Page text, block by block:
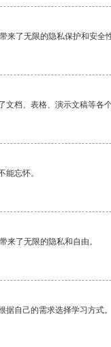
来了无限的隐私保护和安全
文档、表格、演示文稿等各
能忘怀。
来了无限的隐私和自由。
自己的需求选择学习方式。